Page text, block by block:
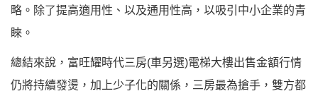
略。除了提高適用性、以及通用性高，以吸引中小企業的青
睞。
總結來說，富旺耀時代三房(車另選)電梯大樓出售金額行情
仍將持續發燙，加上少子化的關係，三房最為搶手，雙方都